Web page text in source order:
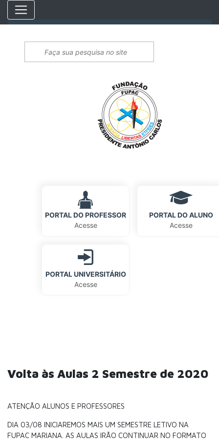
PORTAL DO PROFESSOR
Acesse
PORTAL DO ALUNO
Acesse
PORTAL UNIVERSITÁRIO
Acesse
Volta às Aulas 2 Semestre de 2020
ATENÇÃO ALUNOS E PROFESSORES
DIA 03/08 INICIAREMOS MAIS UM SEMESTRE LETIVO NA
FUPAC MARIANA. AS AULAS IRÃO CONTINUAR NO FORMATO